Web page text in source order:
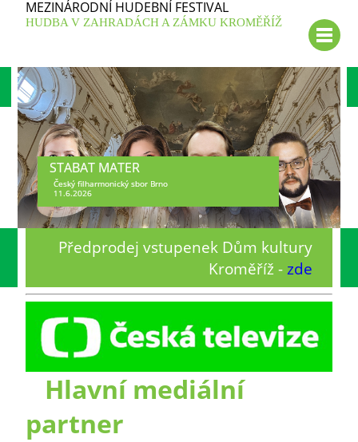
MEZINÁRODNÍ HUDEBNÍ FESTIVAL
HUDBA V ZAHRADÁCH A ZÁMKU KROMĚŘÍŽ
STABAT MATER
Český filharmonický sbor Brno
11.6.2026
Předprodej vstupenek Dům kultury
Kroměříž -zde
Hlavní mediální
partner